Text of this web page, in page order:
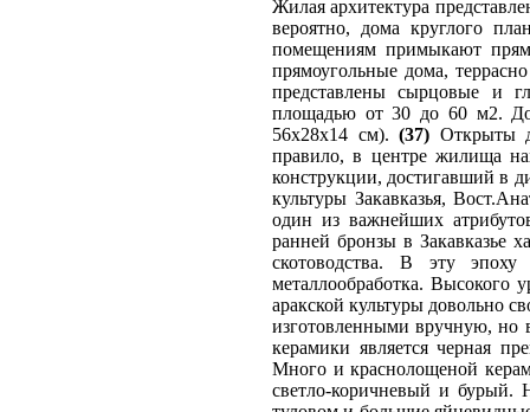
Жилая архитектура
вероятно, дома круглого
помещениям примыкают
прямоугольные дома,
представлены сырцовые и
площадью от 30 до 60 м2.
56x28x14 см).(37) Открыты
правило, в центре жилища
конструкции, достигавший в
культуры Закавказья,
один из важнейших
ранней бронзы в Закавказье
скотоводства. В эту эпоху
металлообработка. Высокого
аракской культуры довольно
изготовленными вручную, но
керамики является черная
Много и краснолощеной
светло-коричневый и бурый.